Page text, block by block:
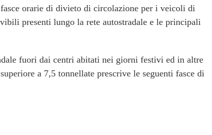
orarie di divieto di circolazione per i veicoli di
presenti lungo la rete autostradale e le principali
fuori dai centri abitati nei giorni festivi ed in altre
a 7,5 tonnellate prescrive le seguenti fasce di